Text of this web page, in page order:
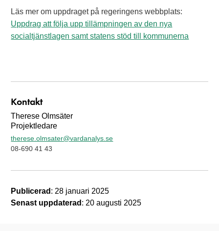
Läs mer om uppdraget på regeringens webbplats:
Uppdrag att följa upp tillämpningen av den nya
socialtjänstlagen samt statens stöd till kommunerna
Kontakt
Therese Olmsäter
Projektledare
therese.olmsater@vardanalys.se
08-690 41 43
Publicerad : 28 januari 2025
Senast uppdaterad : 20 augusti 2025